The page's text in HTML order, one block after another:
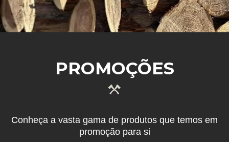
PROMOÇÕES
Conheça a vasta gama de produtos que temos em
promoção para si